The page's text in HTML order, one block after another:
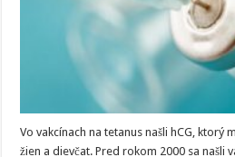
Vo vakcínach na tetanus našli hCG,
žien a dievčat. Pred rokom 2000 sa našli